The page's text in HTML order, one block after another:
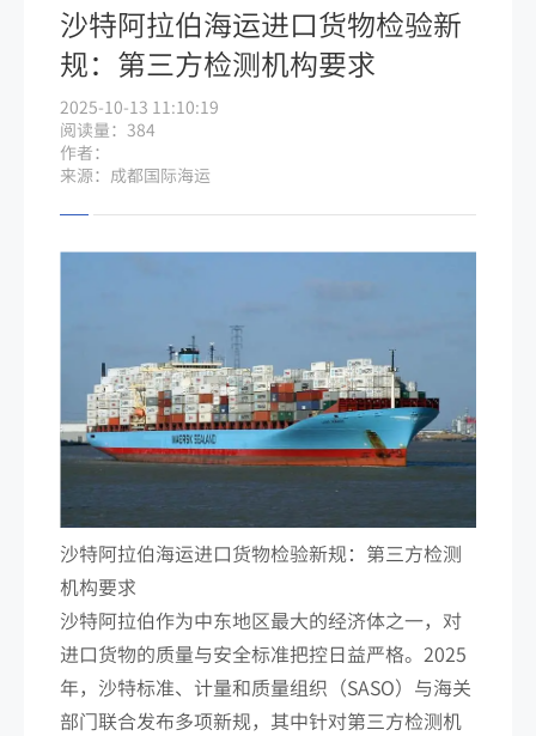
沙特阿拉伯海运进口货物检验新
规：第三方检测机构要求
2025-10-13 11:10:19
阅读量：384
作者：
来源：成都国际海运
沙特阿拉伯海运进口货物检验新规：第三方检测
机构要求
沙特阿拉伯作为中东地区最大的经济体之一，对
进口货物的质量与安全标准把控日益严格。2025
年，沙特标准、计量和质量组织（SASO）与海关
部门联合发布多项新规，其中针对第三方检测机